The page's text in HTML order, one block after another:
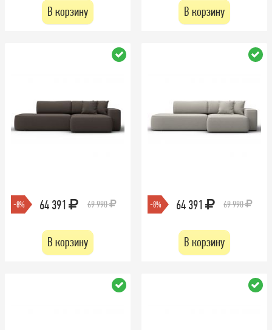
В корзину В корзину
-8% 64 391 69 990
В корзину
-8% 64 391 69 990
В корзину